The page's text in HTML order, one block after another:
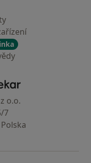
- Hlavní stránka
o.o.
7